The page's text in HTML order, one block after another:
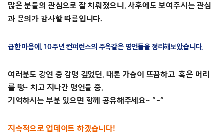
많은 분들의 관심으로 잘 치뤄졌으니, 사후에도 보여주시는 관심
과 문의가 감사할 따름입니다.
급한 마음에, 10주년 컨퍼런스의 주옥같은 명언들을 정리해보았습니다.
여러분도 강연 중 감명 깊었던, 때론 가슴이 뜨끔하고 혹은 머리
를 땡~ 치고 지나간 명언들 중,
기억하시는 부분 있으면 함께 공유해주세요~ ^-^
지속적으로 업데이트 하겠습니다!